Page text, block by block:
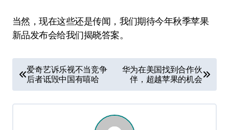
当然，现在这些还是传闻，我们期待今年秋季苹果
新品发布会给我们揭晓答案。
章
导
爱奇艺诉乐视不当竞争
后者诋毁中国有嘻哈
华为在美国找到合作伙
伴，超越苹果的机会